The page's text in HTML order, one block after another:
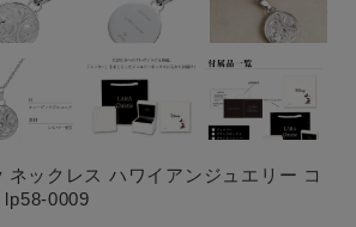
ックレス ハワイアンジュエリー コ
lp58-0009